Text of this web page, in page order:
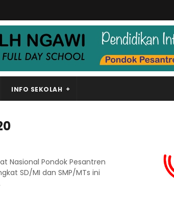
INFO SEKOLAH
Nasional Pondok Pesantren
SD/MI dan SMP/MTs ini